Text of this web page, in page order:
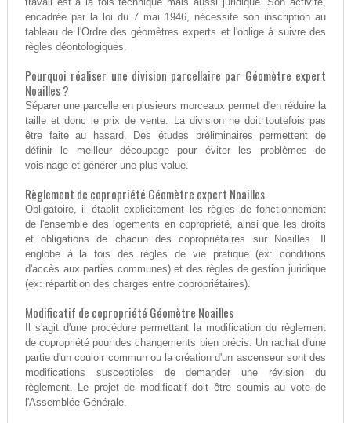
encadrée par la loi du 7 mai 1946, nécessite son inscription au
tableau de l'Ordre des géomètres experts et l'oblige à suivre des
règles déontologiques.
Pourquoi réaliser une division parcellaire par Géomètre expert
Noailles ?
Séparer une parcelle en plusieurs morceaux permet d'en réduire la
taille et donc le prix de vente. La division ne doit toutefois pas
être faite au hasard. Des études préliminaires permettent de
définir le meilleur découpage pour éviter les problèmes de
voisinage et générer une plus-value.
Règlement de copropriété Géomètre expert Noailles
Obligatoire, il établit explicitement les règles de fonctionnement
de l'ensemble des logements en copropriété, ainsi que les droits
et obligations de chacun des copropriétaires sur Noailles. Il
englobe à la fois des règles de vie pratique (ex: conditions
d'accès aux parties communes) et des règles de gestion juridique
(ex: répartition des charges entre copropriétaires).
Modificatif de copropriété Géomètre Noailles
Il s'agit d'une procédure permettant la modification du règlement
de copropriété pour des changements bien précis. Un rachat d'une
partie d'un couloir commun ou la création d'un ascenseur sont des
modifications susceptibles de demander une révision du
règlement. Le projet de modificatif doit être soumis au vote de
l'Assemblée Générale.